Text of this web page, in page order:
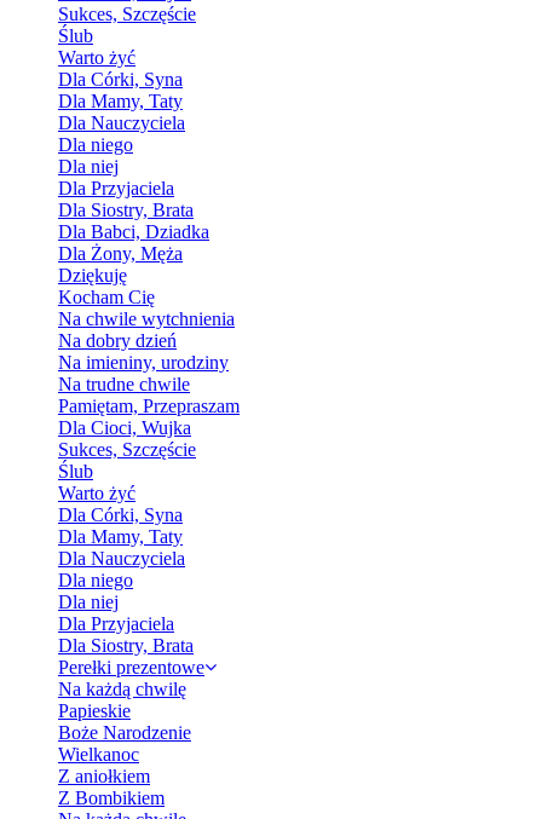
Sukces, Szczęście
Ślub
Warto żyć
Dla Córki, Syna
Dla Mamy, Taty
Dla Nauczyciela
Dla niego
Dla niej
Dla Przyjaciela
Dla Siostry, Brata
Dla Babci, Dziadka
Dla Żony, Męża
Dziękuję
Kocham Cię
Na chwile wytchnienia
Na dobry dzień
Na imieniny, urodziny
Na trudne chwile
Pamiętam, Przepraszam
Dla Cioci, Wujka
Sukces, Szczęście
Ślub
Warto żyć
Dla Córki, Syna
Dla Mamy, Taty
Dla Nauczyciela
Dla niego
Dla niej
Dla Przyjaciela
Dla Siostry, Brata
Perełki prezentowe
Na każdą chwilę
Papieskie
Boże Narodzenie
Wielkanoc
Z aniołkiem
Z Bombikiem